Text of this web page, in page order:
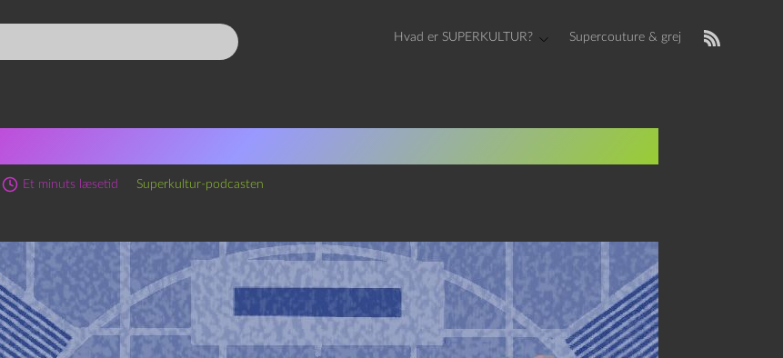
Hvad er SUPERKULTUR? Supercouture & grej
Et minuts læsetid Superkultur-podcasten